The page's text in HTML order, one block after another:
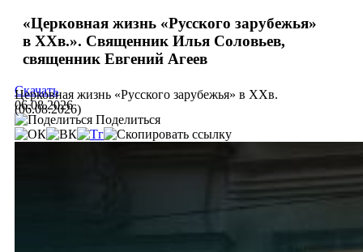
«Церковная жизнь «Русского зарубежья»
в ХХв.». Священник Илья Соловьев,
священник Евгений Агеев
Церковная жизнь «Русского зарубежья» в ХХв.
(06.08.2026)
Скачать
06.08.2026
Поделиться